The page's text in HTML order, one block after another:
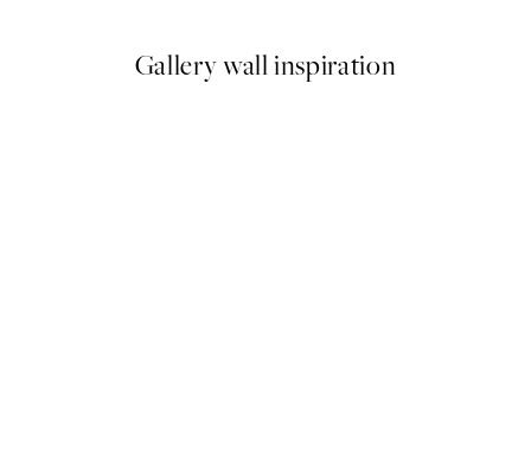
Gallery wall inspiration